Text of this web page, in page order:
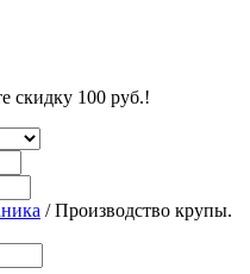
скидку 100 руб.!
/ Производство крупы.